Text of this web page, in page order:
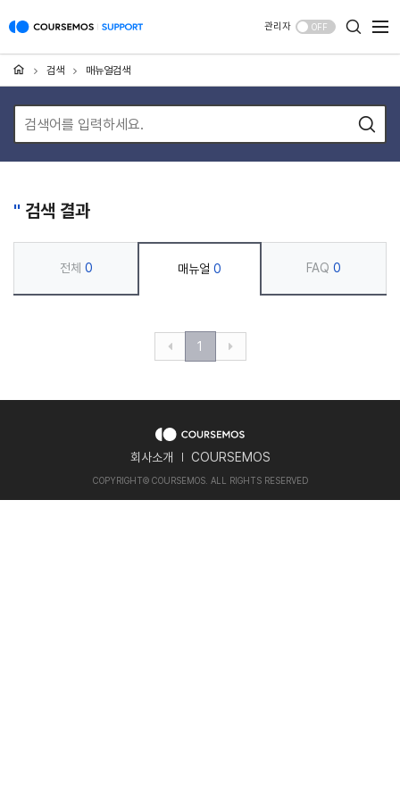
관리자 OFF
검색 매뉴얼검색
'' 검색 결과
전체 0 매뉴얼 0 FAQ 0
1
회사소개 COURSEMOS
COPYRIGHT©COURSEMOS. ALL RIGHTS RESERVED